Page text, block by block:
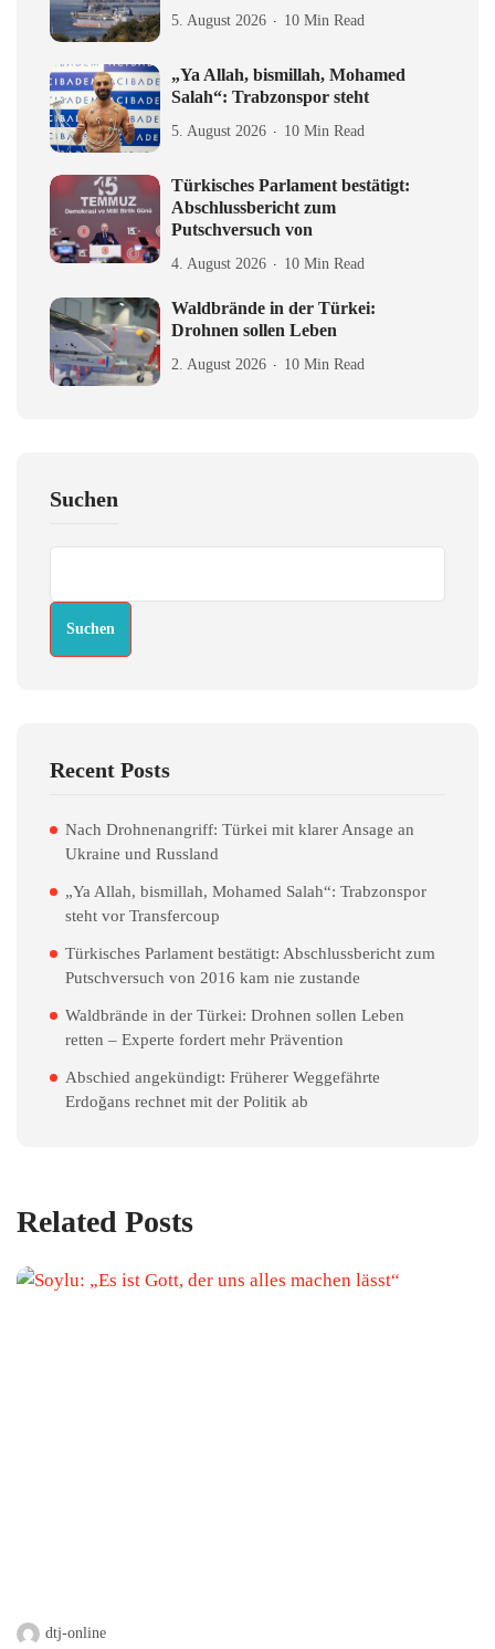
5. August 2026 10 Min Read
„Ya Allah, bismillah, Mohamed
Salah“: Trabzonspor steht
5. August 2026 10 Min Read
Türkisches Parlament bestätigt:
Abschlussbericht zum
Putschversuch von
4. August 2026 10 Min Read
Waldbrände in der Türkei:
Drohnen sollen Leben
2. August 2026 10 Min Read
Suchen
Suchen
Recent Posts
Nach Drohnenangriff: Türkei mit klarer Ansage an
Ukraine und Russland
„Ya Allah, bismillah, Mohamed Salah“: Trabzonspor
steht vor Transfercoup
Türkisches Parlament bestätigt: Abschlussbericht zum
Putschversuch von 2016 kam nie zustande
Waldbrände in der Türkei: Drohnen sollen Leben
retten – Experte fordert mehr Prävention
Abschied angekündigt: Früherer Weggefährte
Erdoğans rechnet mit der Politik ab
Related Posts
dtj-online